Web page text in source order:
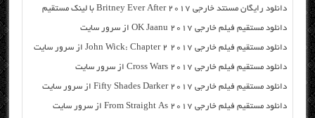
دانلود رایگان مسنتد خارجی Britney Ever After 2017 با لینک مستقیم
دانلود مستقیم فیلم خارجی OK Jaanu 2017 از سرور سایت
دانلود مستقیم فیلم خارجی John Wick: Chapter 2 2017 از سرور سایت
دانلود مستقیم فیلم خارجی Cross Wars 2017 از سرور سایت
دانلود مستقیم فیلم خارجی Fifty Shades Darker 2017 از سرور سایت
دانلود مستقیم فیلم خارجی From Straight As 2017 از سرور سایت